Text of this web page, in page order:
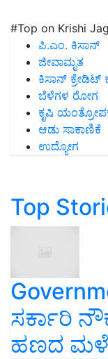
#Top on Krishi
ಪಿ.ಎಂ. ಕಿಸಾನ್
ಜೀವಾಮೃತ
ಕಿಸಾನ್ ಕ್ರೇಡಿಟ್
ಬೆಳೆಗಳ ರೋಗ
ಕೃಷಿ
ಆಡು ಸಾಕಾಣಿಕೆ
ಉದ್ಯೋಗ
Top
ಸರ್ಕಾರಿ
ಹಣದ